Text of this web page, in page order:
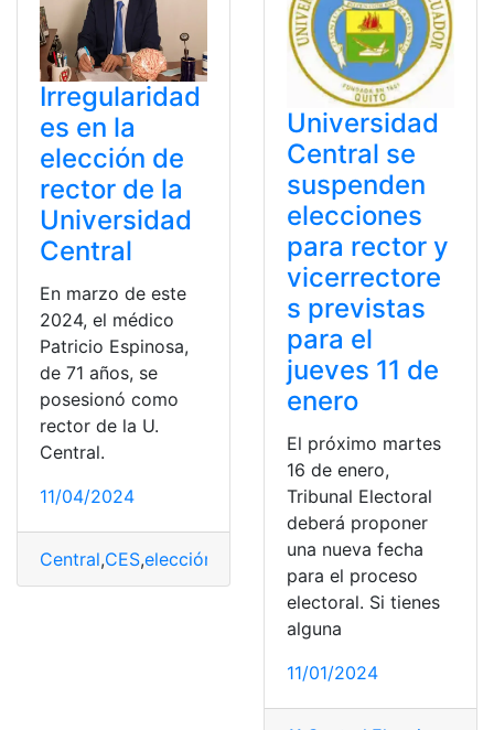
Irregularidad
es en la
elección de
rector de la
Universidad
Central
En marzo de este
2024, el médico
Patricio Espinosa,
de 71 años, se
posesionó como
rector de la U.
Central.
11/04/2024
Central,CES,elección investigan,Irregularidades
Universidad
Central se
suspenden
elecciones
para rector y
vicerrectore
s previstas
para el
jueves 11 de
enero
El próximo martes
16 de enero,
Tribunal Electoral
deberá proponer
una nueva fecha
para el proceso
electoral. Si tienes
alguna
11/01/2024